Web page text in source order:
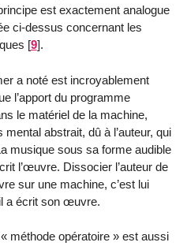
est exactement analogue
ci-dessus concernant les
[9].
a noté est incroyablement
l’apport du programme
le matériel de la machine,
abstrait, dû à l’auteur, qui
musique sous sa forme audible
l’œuvre. Dissocier l’auteur de
sur une machine, c’est lui
a écrit son œuvre.
méthode opératoire » est aussi